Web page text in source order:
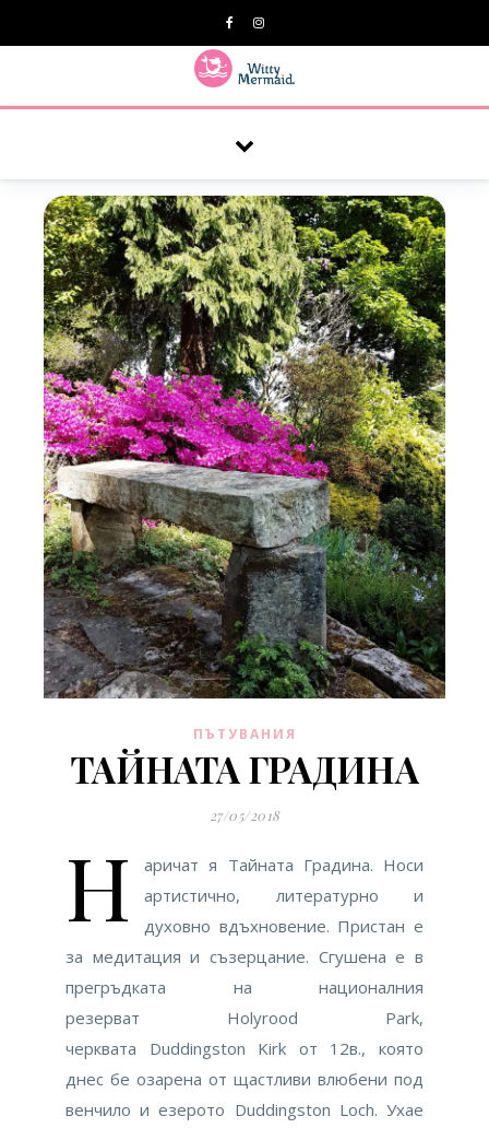
ПЪТУВАНИЯ
ТАЙНАТА ГРАДИНА
27/05/2018
Н
аричат я Тайната Градина. Носи
артистично, литературно и
духовно вдъхновение. Пристан е
за медитация и съзерцание. Сгушена е в
прегръдката на националния
резерват Holyrood Park,
черквата Duddingston Kirk от 12в., която
днес бе озарена от щастливи влюбени под
венчило и езерото Duddingston Loch. Ухае